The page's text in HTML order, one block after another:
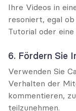
Ihre Videos in
resoniert, egal
Tutorial oder
6. Fördern Sie
Verwenden Sie
Verhalten der
kommentieren,
teilzunehmen.